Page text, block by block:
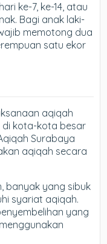
ke-7, ke-14, atau
Bagi anak laki-
memotong dua
satu ekor
aqiqah
kota-kota besar
Surabaya
aqiqah secara
banyak yang sibuk
syariat aqiqah.
yang